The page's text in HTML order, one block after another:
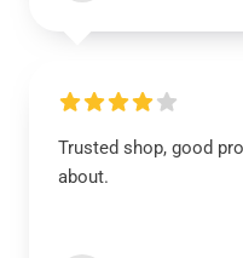
Trusted shop, good
about.